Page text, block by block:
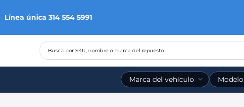
Línea única 314 554 5991
Busca por SKU, nombre o marca del repuesto...
Marca del vehículo Modelo